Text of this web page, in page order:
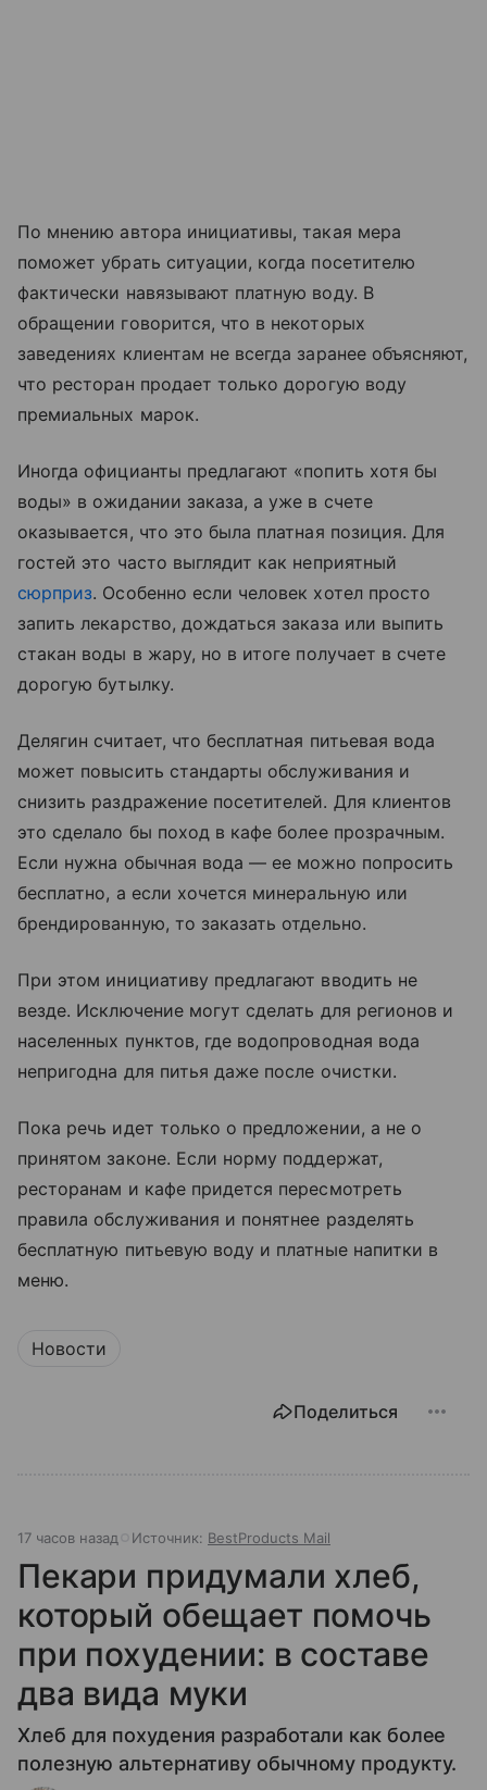
По мнению автора инициативы, такая мера
поможет убрать ситуации, когда посетителю
фактически навязывают платную воду. В
обращении говорится, что в некоторых
заведениях клиентам не всегда заранее объясняют,
что ресторан продает только дорогую воду
премиальных марок.
Иногда официанты предлагают «попить хотя бы
воды» в ожидании заказа, а уже в счете
оказывается, что это была платная позиция. Для
гостей это часто выглядит как неприятный
сюрприз. Особенно если человек хотел просто
запить лекарство, дождаться заказа или выпить
стакан воды в жару, но в итоге получает в счете
дорогую бутылку.
Делягин считает, что бесплатная питьевая вода
может повысить стандарты обслуживания и
снизить раздражение посетителей. Для клиентов
это сделало бы поход в кафе более прозрачным.
Если нужна обычная вода — ее можно попросить
бесплатно, а если хочется минеральную или
брендированную, то заказать отдельно.
При этом инициативу предлагают вводить не
везде. Исключение могут сделать для регионов и
населенных пунктов, где водопроводная вода
непригодна для питья даже после очистки.
Пока речь идет только о предложении, а не о
принятом законе. Если норму поддержат,
ресторанам и кафе придется пересмотреть
правила обслуживания и понятнее разделять
бесплатную питьевую воду и платные напитки в
меню.
Новости
Поделиться
17 часов назад Источник: BestProducts Mail
Пекари придумали хлеб,
который обещает помочь
при похудении: в составе
два вида муки
Хлеб для похудения разработали как более
полезную альтернативу обычному продукту.